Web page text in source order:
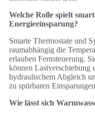
Welche Rolle spielt
Energieeinsparung?
Smarte Thermostate und
raumabhängig die
erlauben Fernsteuerung.
können Lastverschiebung
hydraulischem Abgleich
zu spürbaren
Wie lässt sich